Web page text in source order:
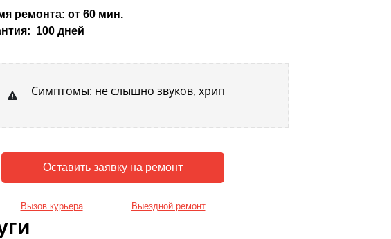
ремонта: от 60 мин.
100 дней
Симптомы: не слышно звуков, хрип
Вызов курьера Выездной ремонт